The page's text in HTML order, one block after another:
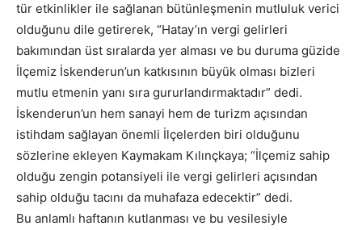
tür etkinlikler ile sağlanan bütünleşmenin mutluluk verici
olduğunu dile getirerek, “Hatay’ın vergi gelirleri
bakımından üst sıralarda yer alması ve bu duruma güzide
İlçemiz İskenderun’un katkısının büyük olması bizleri
mutlu etmenin yanı sıra gururlandırmaktadır” dedi.
İskenderun’un hem sanayi hem de turizm açısından
istihdam sağlayan önemli İlçelerden biri olduğunu
sözlerine ekleyen Kaymakam Kılınçkaya; “İlçemiz sahip
olduğu zengin potansiyeli ile vergi gelirleri açısından
sahip olduğu tacını da muhafaza edecektir” dedi.
Bu anlamlı haftanın kutlanması ve bu vesilesiyle